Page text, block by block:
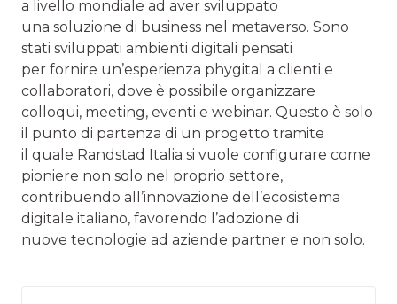
a livello mondiale ad aver sviluppato
una soluzione di business nel metaverso. Sono
stati sviluppati ambienti digitali pensati
per fornire un’esperienza phygital a clienti e
collaboratori, dove è possibile organizzare
colloqui, meeting, eventi e webinar. Questo è solo
il punto di partenza di un progetto tramite
il quale Randstad Italia si vuole configurare come
pioniere non solo nel proprio settore,
contribuendo all’innovazione dell’ecosistema
digitale italiano, favorendo l’adozione di
nuove tecnologie ad aziende partner e non solo.